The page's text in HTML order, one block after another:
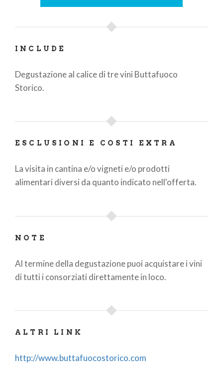
INCLUDE
Degustazione al calice di tre vini Buttafuoco
Storico.
ESCLUSIONI E COSTI EXTRA
La visita in cantina e/o vigneti e/o prodotti
alimentari diversi da quanto indicato nell'offerta.
NOTE
Al termine della degustazione puoi acquistare i vini
di tutti i consorziati direttamente in loco.
ALTRI LINK
http://www.buttafuocostorico.com